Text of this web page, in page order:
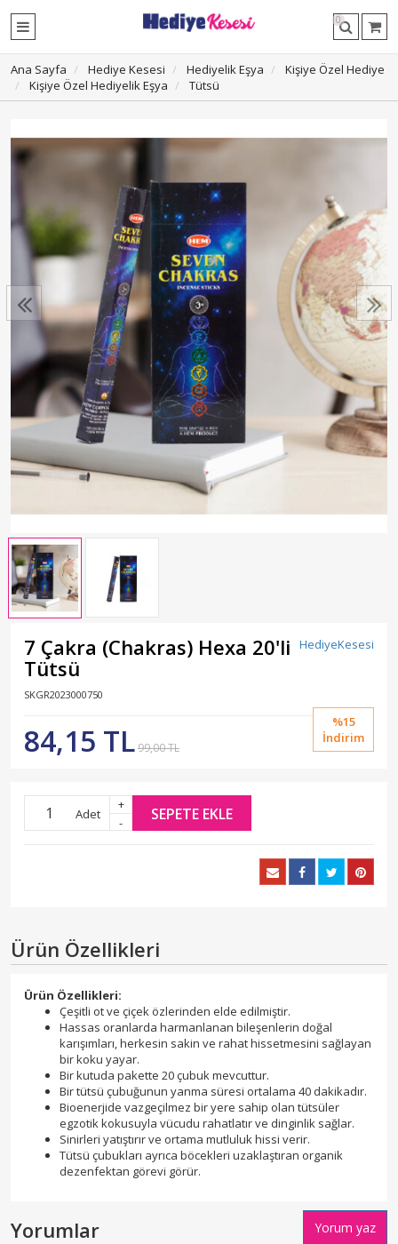
0
Ana Sayfa Hediye Kesesi Hediyelik Eşya
Kişiye Özel Hediye
Kişiye Özel Hediyelik Eşya
Tütsü
HediyeKesesi
7 Çakra (Chakras) Hexa 20'li
Tütsü
SKGR2023000750
%15
İndirim
84,15 TL99,00 TL
Adet
+
-
SEPETE EKLE
Ürün Özellikleri
Ürün Özellikleri:
Çeşitli ot ve çiçek özlerinden elde edilmiştir.
Hassas oranlarda harmanlanan bileşenlerin doğal
karışımları, herkesin sakin ve rahat hissetmesini sağlayan
bir koku yayar.
Bir kutuda pakette 20 çubuk mevcuttur.
Bir tütsü çubuğunun yanma süresi ortalama 40 dakikadır.
Bioenerjide vazgeçilmez bir yere sahip olan tütsüler
egzotik kokusuyla vücudu rahatlatır ve dinginlik sağlar.
Sinirleri yatıştırır ve ortama mutluluk hissi verir.
Tütsü çubukları ayrıca böcekleri uzaklaştıran organik
dezenfektan görevi görür.
Yorumlar Yorum yaz